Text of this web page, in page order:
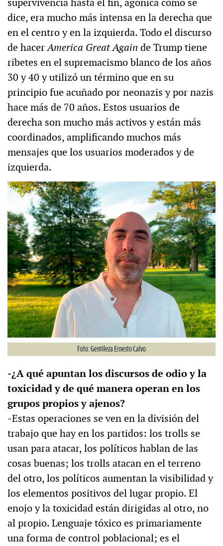
supervivencia hasta el fin, agónica como se
dice, era mucho más intensa en la derecha que
en el centro y en la izquierda. Todo el discurso
de hacerAmerica Great Again de Trump tiene
ribetes en el supremacismo blanco de los años
30 y 40 y utilizó un término que en su
principio fue acuñado por neonazis y por nazis
hace más de 70 años. Estos usuarios de
derecha son mucho más activos y están más
coordinados, amplificando muchos más
mensajes que los usuarios moderados y de
izquierda.
Foto: Gentileza Ernesto Calvo
‒¿A qué apuntan los discursos de odio y la
toxicidad y de qué manera operan en los
grupos propios y ajenos?
‒Estas operaciones se ven en la división del
trabajo que hay en los partidos: los trolls se
usan para atacar, los políticos hablan de las
cosas buenas; los trolls atacan en el terreno
del otro, los políticos aumentan la visibilidad y
los elementos positivos del lugar propio. El
enojo y la toxicidad están dirigidas al otro, no
al propio. Lenguaje tóxico es primariamente
una forma de control poblacional; es el